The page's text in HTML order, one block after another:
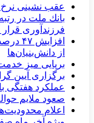
عقب نشینی نرخ
بانك ملت در
فرزندآوری
از دانش‌بنیان‌ها
برپایی میز
برگزاری آیین
عملکرد هفتگی
صعود ملایم
اعلام